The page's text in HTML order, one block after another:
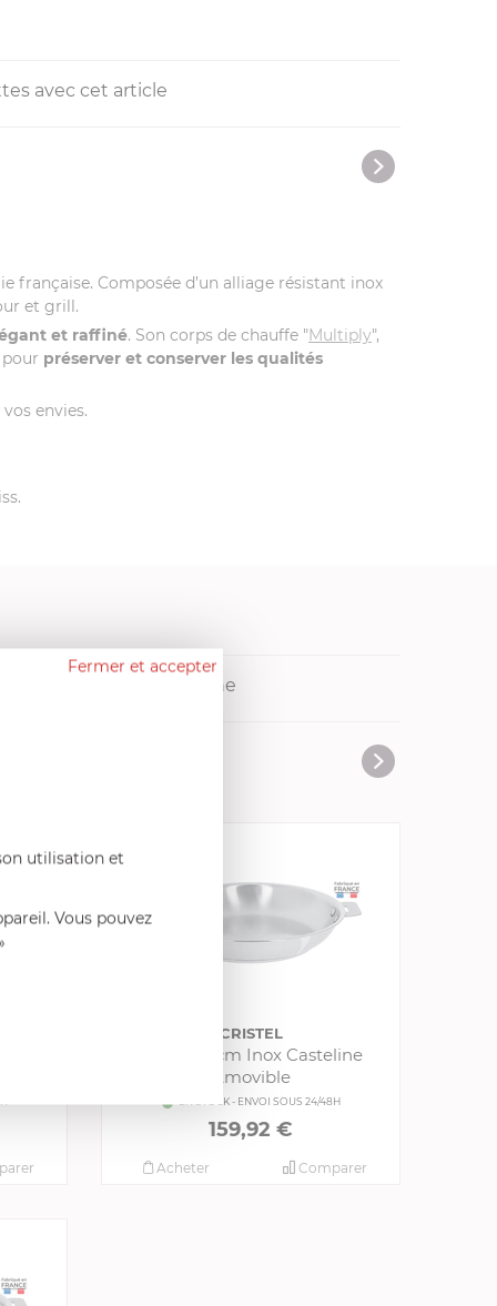
avec cet article
française. Composée d’un alliage résistant inox
et grill.
et raffiné. Son corps de chauffe "Multiply",
préserver et conserver les qualités
envies.
Livres de cuisine
CRISTEL
Poêle 28 cm Inox Casteline
Amovible
EN STOCK - ENVOI SOUS 24/48H
159,92 €
Comparer
Acheter
Fermer et accepter
utilisation et
Vous pouvez